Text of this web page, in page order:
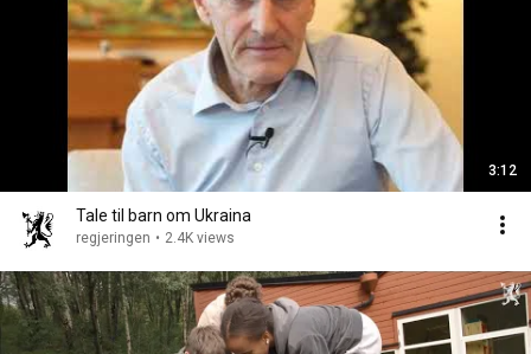
3:12
Tale til barn om Ukraina
regjeringen • 2.4K views